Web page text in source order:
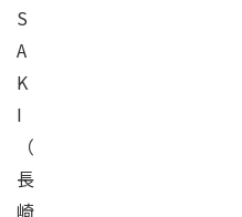
S
A
K
I
（
長
崎